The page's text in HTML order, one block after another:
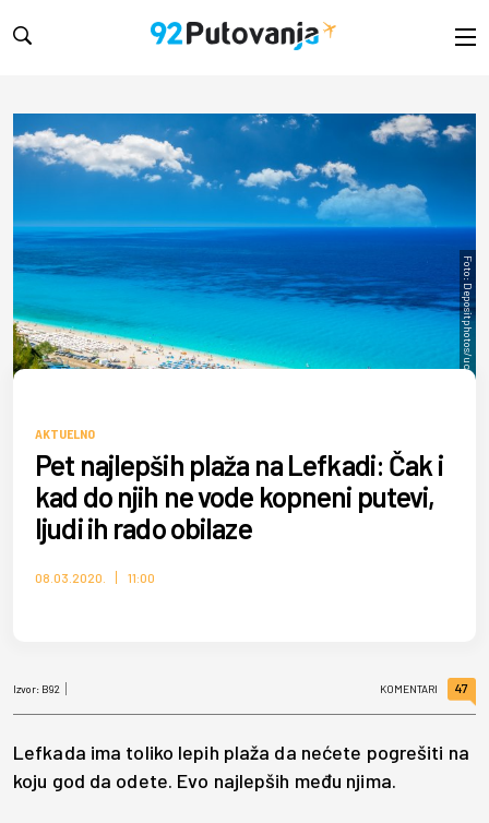
Foto: Depositphotos/ucianbolca
AKTUELNO
Pet najlepših plaža na Lefkadi: Čak i
kad do njih ne vode kopneni putevi,
ljudi ih rado obilaze
08.03.2020. 11:00
Izvor: B92 KOMENTARI 47
Lefkada ima toliko lepih plaža da nećete pogrešiti na
koju god da odete. Evo najlepših među njima.